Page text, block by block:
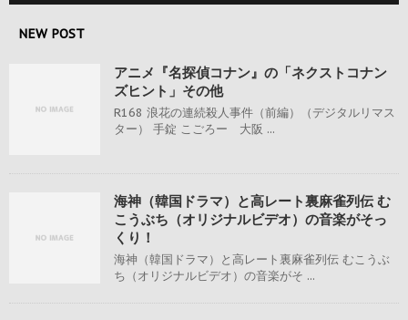
NEW POST
アニメ『名探偵コナン』の「ネクストコナン
ズヒント」その他
R168 浪花の連続殺人事件（前編）（デジタルリマス
ター） 手錠 こごろー 大阪 ...
海神（韓国ドラマ）と高レート裏麻雀列伝 む
こうぶち（オリジナルビデオ）の音楽がそっ
くり！
海神（韓国ドラマ）と高レート裏麻雀列伝 むこうぶ
ち（オリジナルビデオ）の音楽がそ ...